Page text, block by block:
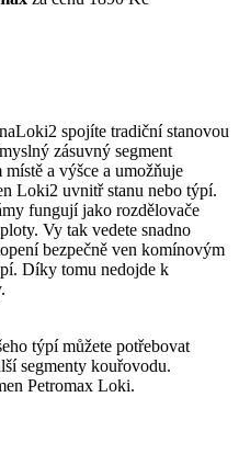
spojíte tradiční stanovou
zásuvný segment
a výšce a umožňuje
Loki2 uvnitř stanu nebo týpí.
fungují jako rozdělovače
Vy tak vedete snadno
bezpečně ven komínovým
Díky tomu nedojde k
týpí můžete potřebovat
segmenty kouřovodu.
Petromax Loki.